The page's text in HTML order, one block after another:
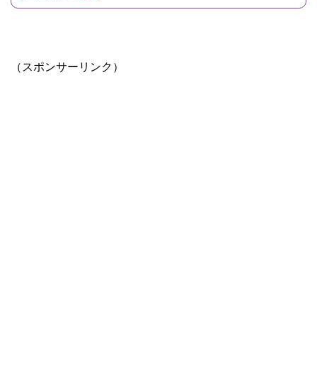
（スポンサーリンク）